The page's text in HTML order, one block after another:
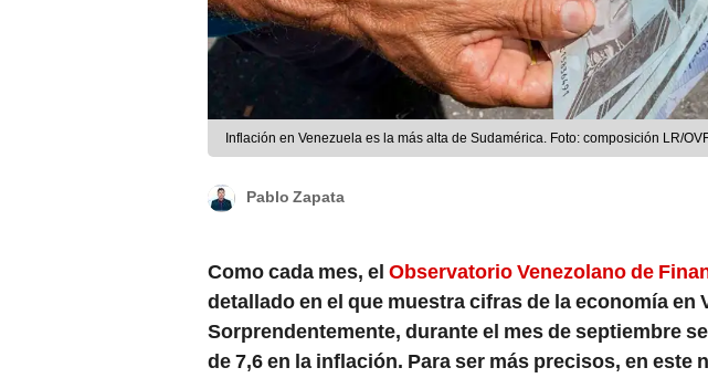
Inflación en Venezuela es la más alta de Sudamérica. Foto: composición LR/
Pablo Zapata
Como cada mes, el Observatorio Venezolano de
detallado en el que muestra cifras de la economía en
Sorprendentemente, durante el mes de septiembre
de 7,6 en la inflación. Para ser más precisos, en este